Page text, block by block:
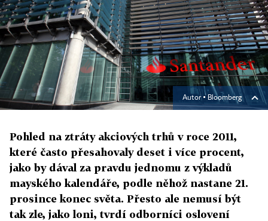
Autor ▪ Bloomberg
Pohled na ztráty akciových trhů v roce 2011,
které často přesahovaly deset i více procent,
jako by dával za pravdu jednomu z výkladů
mayského kalendáře, podle něhož nastane 21.
prosince konec světa. Přesto ale nemusí být
tak zle, jako loni, tvrdí odborníci oslovení